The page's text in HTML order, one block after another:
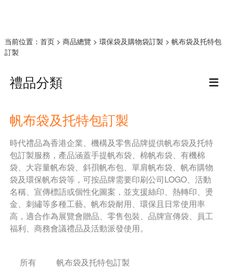
当前位置： 首页> 商品總覽 > 環保袋及購物袋訂製 > 帆布袋及托特包
訂製
禮品分類
帆布袋及托特包訂製
時代禮品為香港企業、機構及零售品牌提供帆布袋及托特
包訂製服務，產品涵蓋手提帆布袋、棉帆布袋、有機棉
袋、大容量帆布袋、斜孭帆布包、單肩帆布袋、帆布購物
袋及環保帆布袋等，可按品牌需要印刷公司LOGO、活動
名稱、宣傳標語或個性化圖案，並支援絲印、熱轉印、燙
金、刺繡等多種工藝。帆布袋耐用、環保且日常使用率
高，適合作為展覽會贈品、零售包裝、品牌宣傳袋、員工
福利、商務會議禮品及活動派發使用。
所有
帆布袋及托特包訂製